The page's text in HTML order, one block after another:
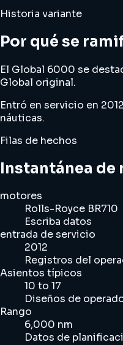
Historia variante
Por qué se
El Global 6000 se
Global original.
Entró en servicio en
náuticas.
Filas de hechos
Instantánea de
motores
Rolls-Royce BR710
Escriba datos
entrada de servicio
2012
Registros del
Asientos típicos
10 to 17
Diseños de
Rango
6,000 nm
Datos de